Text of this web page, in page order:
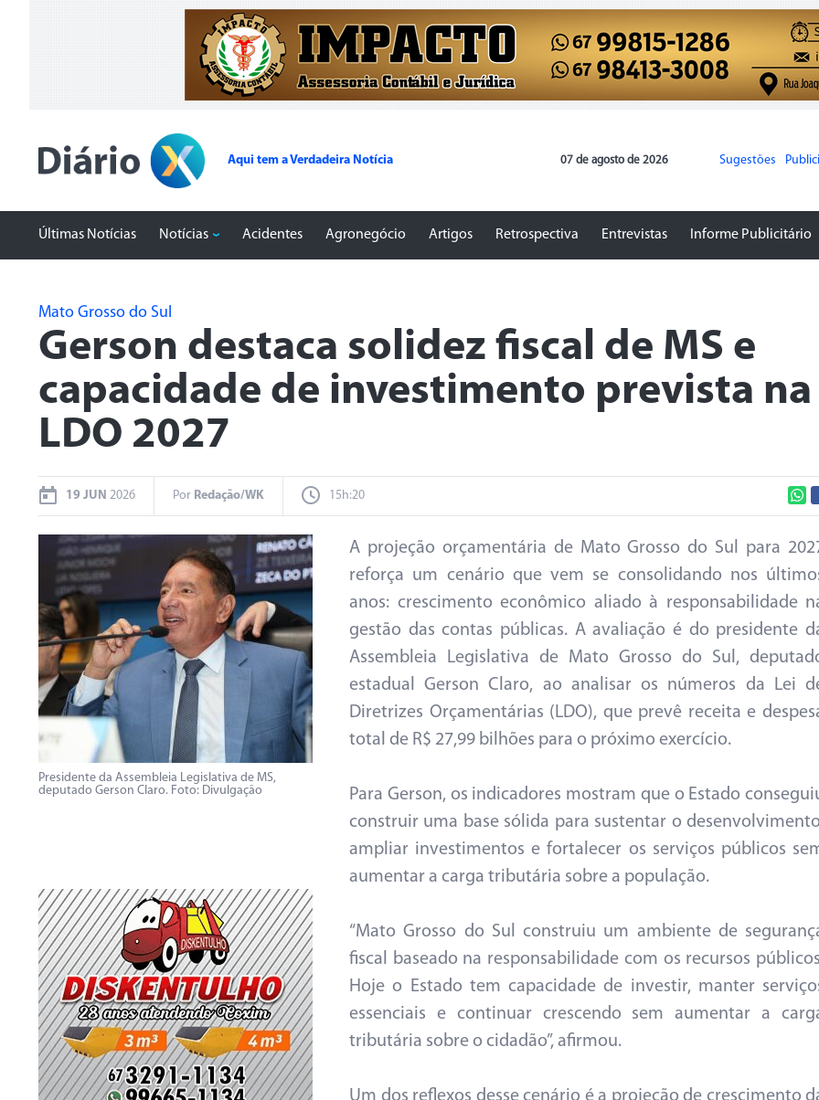
Aqui tem a Verdadeira Notícia 07 de agosto de 2026 Sugestões
Últimas Notícias Notícias Acidentes Agronegócio Artigos Retrospectiva Entrevistas Informe Publicitário
Mato Grosso do Sul
Gerson destaca solidez fiscal de MS e
capacidade de investimento prevista na
LDO 2027
19 JUN 2026 Por Redação/WK 15h:20
Presidente da Assembleia Legislativa de MS,
deputado Gerson Claro. Foto: Divulgação
A projeção orçamentária de Mato Grosso do Sul para
reforça um cenário que vem se consolidando nos
anos: crescimento econômico aliado à responsabilidade
gestão das contas públicas. A avaliação é do presidente
Assembleia Legislativa de Mato Grosso do Sul,
estadual Gerson Claro, ao analisar os números da Lei
Diretrizes Orçamentárias (LDO), que prevê receita e
total de R$ 27,99 bilhões para o próximo exercício.
Para Gerson, os indicadores mostram que o Estado
construir uma base sólida para sustentar o
ampliar investimentos e fortalecer os serviços públicos
aumentar a carga tributária sobre a população.
“Mato Grosso do Sul construiu um ambiente de
fiscal baseado na responsabilidade com os recursos
Hoje o Estado tem capacidade de investir, manter
essenciais e continuar crescendo sem aumentar a
tributária sobre o cidadão”, afirmou.
Um dos reflexos desse cenário é a projeção de crescimento